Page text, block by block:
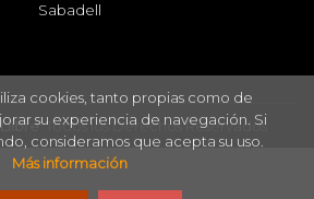
Sabadell
. Todos los Derechos Reservados
cookies, tanto propias como de
su experiencia de navegación. Si
consideramos que acepta su uso.
Más información